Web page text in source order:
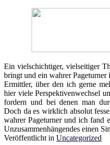
Ein vielschichtiger, vielseitiger
bringt und ein wahrer Pageturner
Ermittler, über den ich gerne
hier viele Perspektivenwechsel
fordern und bei denen man
Doch da es wirklich absolut
wahrer Pageturner und ich fand
Unzusammenhängendes einen
Veröffentlicht in Uncategorized